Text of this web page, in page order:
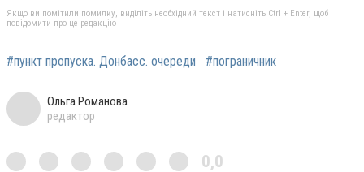
Якщо ви помітили помилку, виділіть необхідний текст і натисніть Ctrl + Enter, щоб
повідомити про це редакцію
#пункт пропуска. Донбасс. очереди #пограничник
Ольга Романова
редактор
0,0